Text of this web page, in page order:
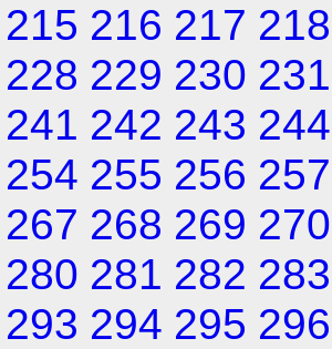
215 216 217 218
228 229 230 231
241 242 243 244
254 255 256 257
267 268 269 270
280 281 282 283
293 294 295 296